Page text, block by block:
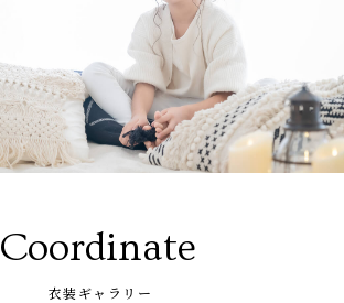
料金シミュレーション
よくある質問
コフレマグ
資料請求
Coordinate
衣装ギャラリー